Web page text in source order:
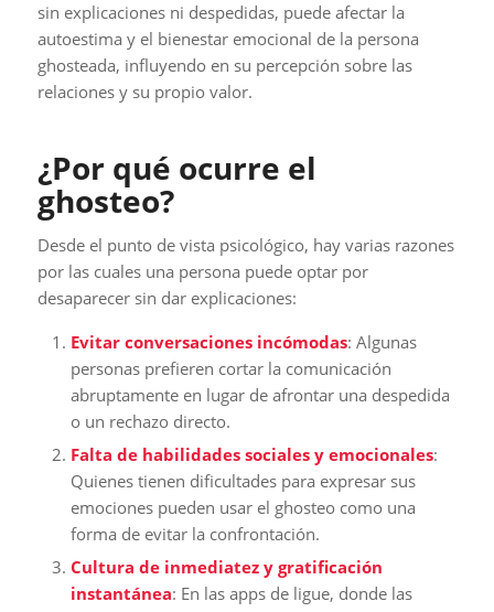
sin explicaciones ni despedidas, puede afectar la
autoestima y el bienestar emocional de la persona
ghosteada, influyendo en su percepción sobre las
relaciones y su propio valor.
¿Por qué ocurre el
ghosteo?
Desde el punto de vista psicológico, hay varias razones
por las cuales una persona puede optar por
desaparecer sin dar explicaciones:
Evitar conversaciones incómodas: Algunas
personas prefieren cortar la comunicación
abruptamente en lugar de afrontar una despedida
o un rechazo directo.
Falta de habilidades sociales y emocionales:
Quienes tienen dificultades para expresar sus
emociones pueden usar el ghosteo como una
forma de evitar la confrontación.
Cultura de inmediatez y gratificación
instantánea: En las apps de ligue, donde las